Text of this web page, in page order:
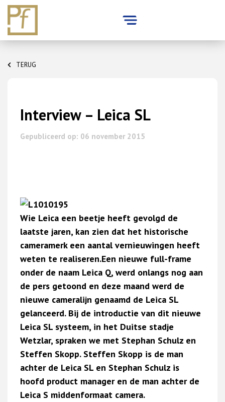
content
TERUG
Interview – Leica SL
Gepubliceerd op: 06 november 2015
Wie Leica een beetje heeft gevolgd de
laatste jaren, kan zien dat het historische
cameramerk een aantal vernieuwingen heeft
weten te realiseren.Een nieuwe full-frame
onder de naam Leica Q, werd onlangs nog aan
de pers getoond en deze maand werd de
nieuwe cameralijn genaamd de Leica SL
gelanceerd. Bij de introductie van dit nieuwe
Leica SL systeem, in het Duitse stadje
Wetzlar, spraken we met Stephan Schulz en
Steffen Skopp. Steffen Skopp is de man
achter de Leica SL en Stephan Schulz is
hoofd product manager en de man achter de
Leica S middenformaat camera.